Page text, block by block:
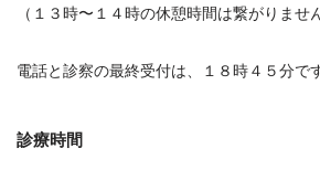
（１３時〜１４時の休憩時間は繋がりませ
電話と診察の最終受付は、１８時４５分で
診療時間